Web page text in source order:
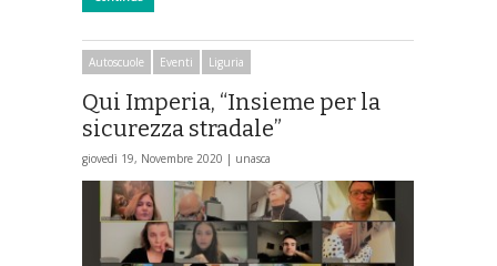
Autoscuole Eventi Liguria
Qui Imperia, “Insieme per la
sicurezza stradale”
giovedì 19, Novembre 2020 | unasca